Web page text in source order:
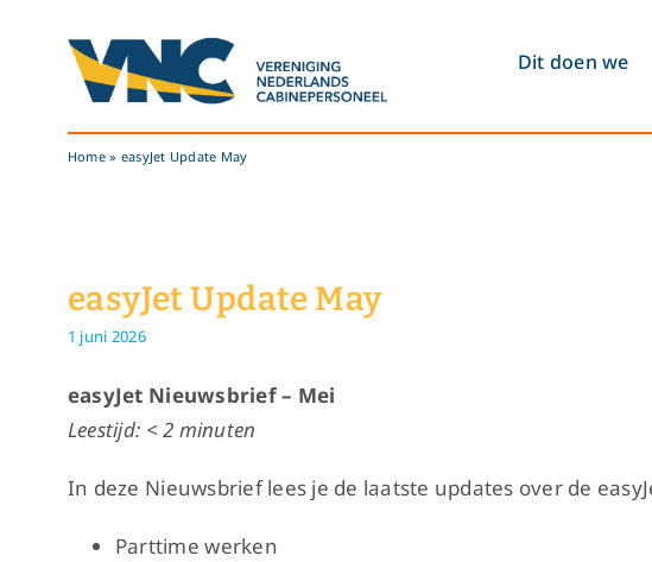
Dit doen we
Home» easyJet Update May
easyJet Update May
1 juni 2026
easyJet Nieuwsbrief – Mei
Leestijd: < 2 minuten
In deze Nieuwsbrief lees je de laatste updates over de
Parttime werken